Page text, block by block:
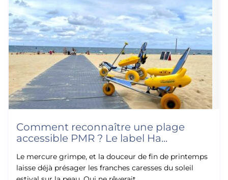
Comment reconnaître une plage
accessible PMR ? Le label Ha...
Le mercure grimpe, et la douceur de fin de printemps
laisse déjà présager les franches caresses du soleil